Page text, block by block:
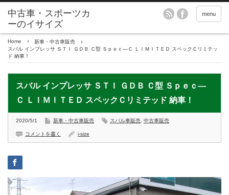
menu
Home
新車・中古車販売
スバル インプレッサ ＳＴＩ ＧＤＢ Ｃ型 Ｓｐｅｃ―Ｃ ＬＩＭＩＴＥＤ スペックＣリミテッ
ド 納車！
スバル インプレッサ ＳＴＩ ＧＤＢ Ｃ型 Ｓｐｅｃ―
Ｃ ＬＩＭＩＴＥＤ スペックＣリミテッド 納車！
2020/5/1 新車・中古車販売 スバル車販売 中古車販売
コメントを書く i-size